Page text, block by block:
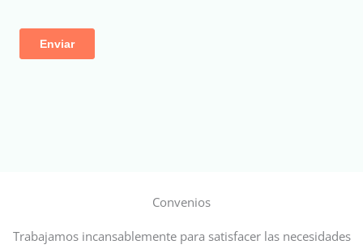
Convenios
Trabajamos incansablemente para satisfacer las necesidades